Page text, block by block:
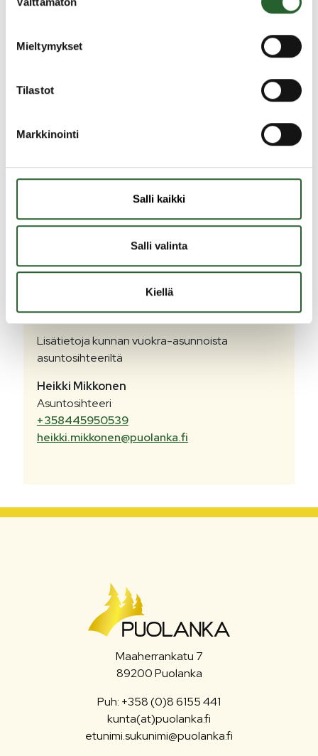
valinta
Mieltymykset
Tilastot
Markkinointi
Salli kaikki
Salli valinta
Kiellä
Maaherrankatu, Maaherrankatu 1, 89200
Piispanpirtti, Töriseväntie 6, 89200 Puolanka
Sinirivi, Käpytie 4, 89200 Puolanka
Vuokra-asuntoihin hakeminen tapahtuu Kiinteistö Oy
ns. jatkuva haku.
Ohjeet vuokra-asunnon hakemisesta löydät täältä
toimittaa Kaisanet Oy
Lisätietoja kunnan vuokra-asunnoista
asuntosihteeriltä
Heikki Mikkonen
Asuntosihteeri
+358445950539
heikki.mikkonen@puolanka.fi
Maaherrankatu 7
89200 Puolanka
Puh: +358 (0)8 6155 441
kunta(at)puolanka.fi
etunimi.sukunimi@puolanka.fi